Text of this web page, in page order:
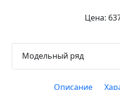
Цена:
Модельный ряд
Описание